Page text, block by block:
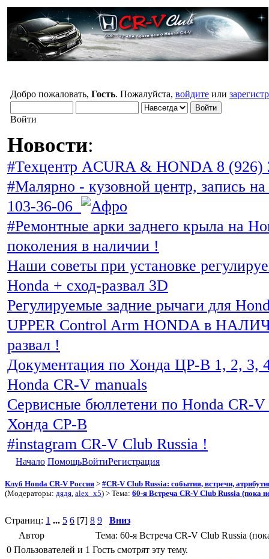
Добро пожаловать, Гость. Пожалуйста, войдите или
Войти
Новости:
#Техцентр ACURA & HONDA 8 (926)
#Малярно - кузовной центр, запись
103-36-06
#Ремонтные арки заднего крыла на
поколения в наличии !
Наши советы при установке
Honda + сход-развал 3D
Регулируемые задние рычаги для
UPPER Control Arm HONDA в
развал !
Документация по Хонда ЦР-В 1, 2, 3,
Honda CR-V manuals
Сервисные бюллетени по Honda CR-
Хонда СР-В
#instagram CR-V Club Russia !
Начало ПомощьВойтиРегистрация
Клуб Honda CR-V Россия > #CR-V Club Russia: события, встречи,
(Модераторы: дядя alex_x5) > Тема: 60-я Встреча CR-V Club Russia (пока
Страниц: 1 ... 5 6 [7] 8 9
Вниз
Автор
Тема: 60-я Встреча CR-V Club Russia
0 Пользователей и 1 Гость смотрят эту тему.